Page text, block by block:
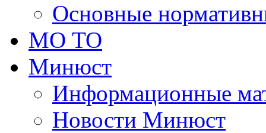
Основные
МО ТО
Минюст
Информационные
Новости Минюст